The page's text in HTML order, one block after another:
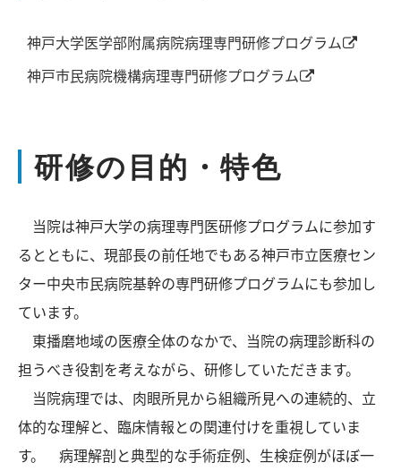
神戸大学医学部附属病院病理専門研修プログラム
神戸市民病院機構病理専門研修プログラム
研修の目的・特色
当院は神戸大学の病理専門医研修プログラムに参加す
るとともに、現部長の前任地でもある神戸市立医療セン
ター中央市民病院基幹の専門研修プログラムにも参加し
ています。
東播磨地域の医療全体のなかで、当院の病理診断科の
担うべき役割を考えながら、研修していただきます。
当院病理では、肉眼所見から組織所見への連続的、立
体的な理解と、臨床情報との関連付けを重視していま
す。 病理解剖と典型的な手術症例、生検症例がほぼ一